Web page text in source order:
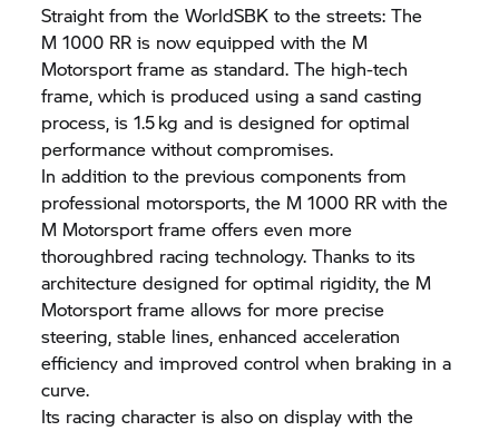
Straight from the WorldSBK to the streets: The
M 1000 RR is now equipped with the M
Motorsport frame as standard. The high-tech
frame, which is produced using a sand casting
process, is 1.5 kg and is designed for optimal
performance without compromises.
In addition to the previous components from
professional motorsports, the M 1000 RR with the
M Motorsport frame offers even more
thoroughbred racing technology. Thanks to its
architecture designed for optimal rigidity, the M
Motorsport frame allows for more precise
steering, stable lines, enhanced acceleration
efficiency and improved control when braking in a
curve.
Its racing character is also on display with the